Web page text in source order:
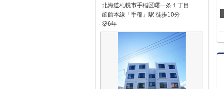
北海道札幌市手稲区曙一条１丁目
函館本線「手稲」駅 徒歩10分
築6年